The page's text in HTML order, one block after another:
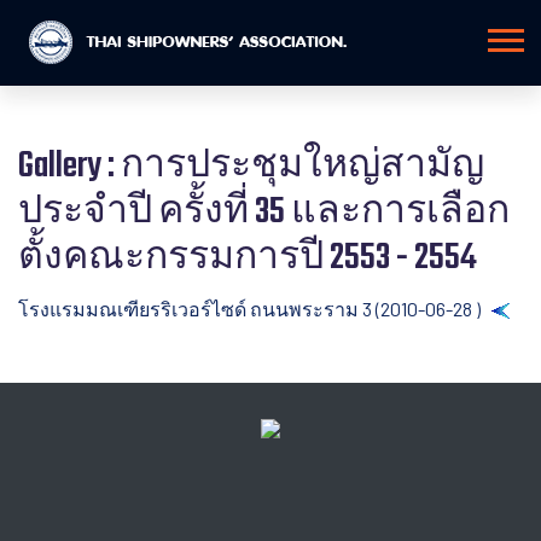
Gallery : การประชุมใหญ่สามัญ
ประจำปี ครั้งที่ 35 และการเลือก
ตั้งคณะกรรมการปี 2553 - 2554
โรงแรมมณเฑียรริเวอร์ไซด์ ถนนพระราม 3 (2010-06-28 )